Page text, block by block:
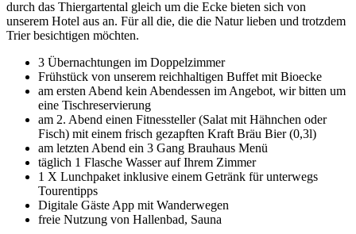
durch das Thiergartental gleich um die Ecke bieten sich von
unserem Hotel aus an. Für all die, die die Natur lieben und trotzdem
Trier besichtigen möchten.
3 Übernachtungen im Doppelzimmer
Frühstück von unserem reichhaltigen Buffet mit Bioecke
am ersten Abend kein Abendessen im Angebot, wir bitten um
eine Tischreservierung
am 2. Abend einen Fitnessteller (Salat mit Hähnchen oder
Fisch) mit einem frisch gezapften Kraft Bräu Bier (0,3l)
am letzten Abend ein 3 Gang Brauhaus Menü
täglich 1 Flasche Wasser auf Ihrem Zimmer
1 X Lunchpaket inklusive einem Getränk für unterwegs
Tourentipps
Digitale Gäste App mit Wanderwegen
freie Nutzung von Hallenbad, Sauna